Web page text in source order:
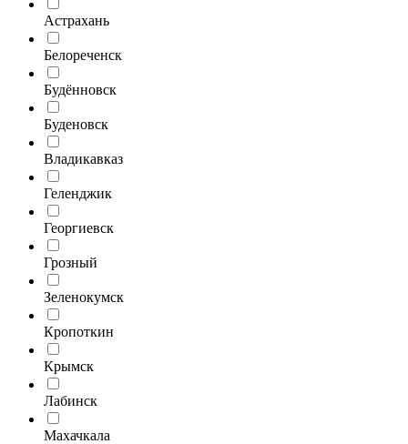
Астрахань
Белореченск
Будённовск
Буденовск
Владикавказ
Геленджик
Георгиевск
Грозный
Зеленокумск
Кропоткин
Крымск
Лабинск
Махачкала